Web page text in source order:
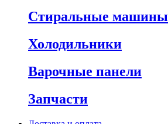
Стиральные машины
Холодильники
Варочные панели
Запчасти